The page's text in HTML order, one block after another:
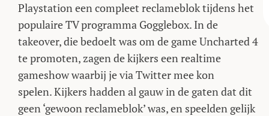
Playstation een compleet reclameblok tijdens het
populaire TV programma Gogglebox. In de
takeover, die bedoelt was om de game Uncharted 4
te promoten, zagen de kijkers een realtime
gameshow waarbij je via Twitter mee kon
spelen. Kijkers hadden al gauw in de gaten dat dit
geen ‘gewoon reclameblok’ was, en speelden gelijk